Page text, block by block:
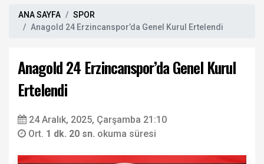
ANA SAYFA
SPOR
Anagold 24 Erzincanspor’da Genel Kurul Ertelendi
Anagold 24 Erzincanspor’da Genel Kurul
Ertelendi
24 Aralık, 2025, Çarşamba 21:10
Ort. 1 dk. 20 sn. okuma süresi